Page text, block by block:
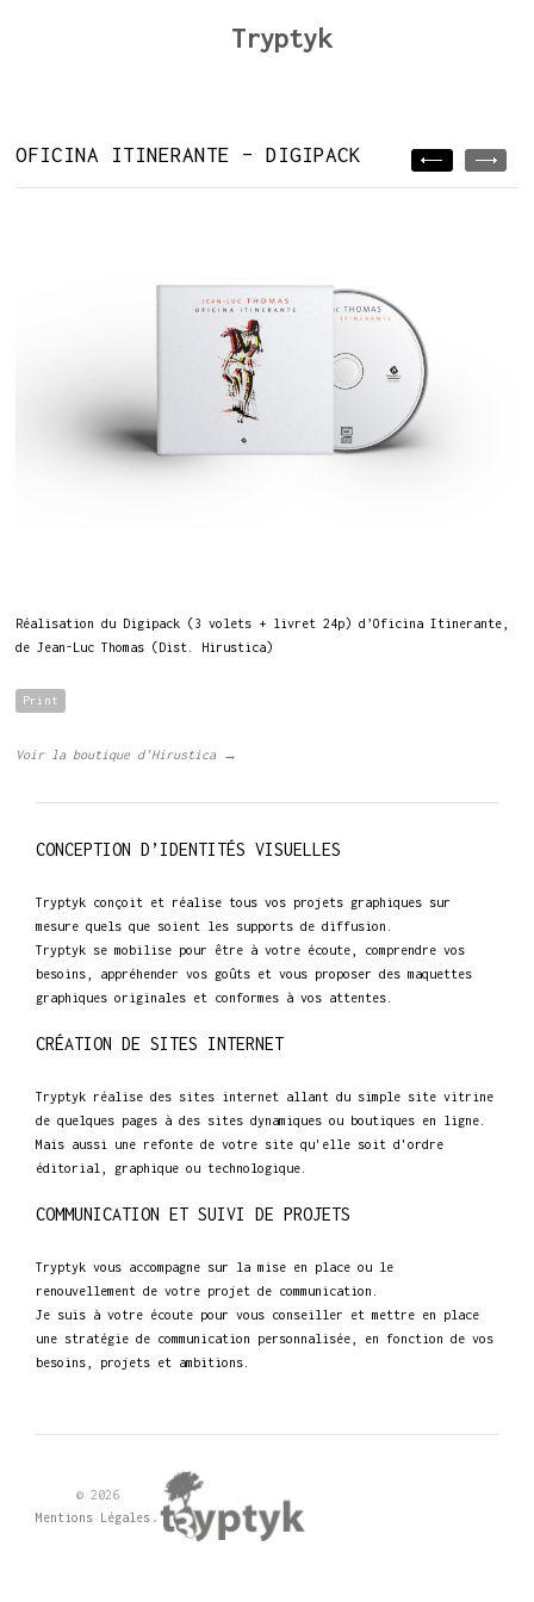
Tryptyk
OFICINA ITINERANTE – DIGIPACK
Réalisation du Digipack (3 volets + livret 24p) d’Oficina Itinerante,
de Jean-Luc Thomas (Dist. Hirustica)
Print
Voir la boutique d'Hirustica →
CONCEPTION D’IDENTITÉS VISUELLES
Tryptyk conçoit et réalise tous vos projets graphiques sur
mesure quels que soient les supports de diffusion.
Tryptyk se mobilise pour être à votre écoute, comprendre vos
besoins, appréhender vos goûts et vous proposer des maquettes
graphiques originales et conformes à vos attentes.
CRÉATION DE SITES INTERNET
Tryptyk réalise des sites internet allant du simple site vitrine
de quelques pages à des sites dynamiques ou boutiques en ligne.
Mais aussi une refonte de votre site qu'elle soit d'ordre
éditorial, graphique ou technologique.
COMMUNICATION ET SUIVI DE PROJETS
Tryptyk vous accompagne sur la mise en place ou le
renouvellement de votre projet de communication.
Je suis à votre écoute pour vous conseiller et mettre en place
une stratégie de communication personnalisée, en fonction de vos
besoins, projets et ambitions.
© 2026
Mentions Légales .